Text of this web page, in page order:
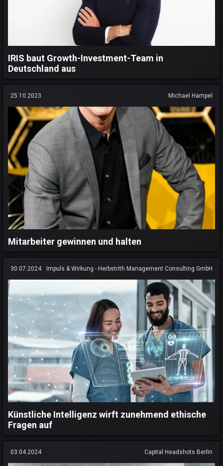
IRIS baut Growth-Investment-Team in
Deutschland aus
25.10.2023 Michael Hampel
Mitarbeiter gewinnen und halten
30.07.2024 Impuls & Wirkung - Herbstrith Management Consulting GmbH
Künstliche Intelligenz wirft zunehmend ethische
Fragen auf
03.04.2024 Capital Headshots Berlin